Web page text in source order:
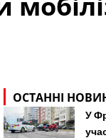
ОСТАННІ
У